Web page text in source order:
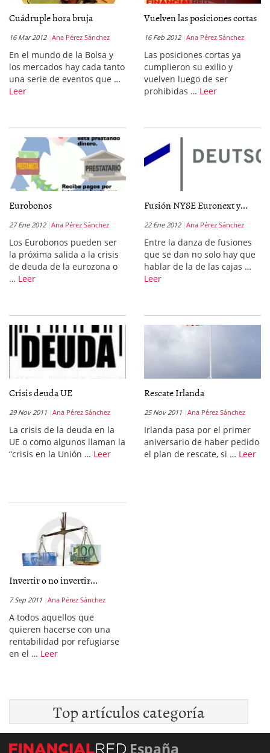
Cuádruple hora bruja
16 Mar 2012 Ana Pérez Sánchez
En el mundo de la Bolsa y
los mercados hay cada tanto
una serie de eventos que …
Leer
Vuelven las posiciones cortas
16 Feb 2012 Ana Pérez Sánchez
Las posiciones cortas ya
cumplieron su exilio y
vuelven luego de ser
prohibidas … Leer
Eurobonos
27 Ene 2012 Ana Pérez Sánchez
Los Eurobonos pueden ser
la próxima salida a la crisis
de deuda de la eurozona o
… Leer
Fusión NYSE Euronext y...
22 Ene 2012 Ana Pérez Sánchez
Entre la danza de fusiones
que se dan no solo hay que
hablar de la de las cajas …
Leer
Crisis deuda UE
29 Nov 2011 Ana Pérez Sánchez
La crisis de la deuda en la
UE o como algunos llaman la
“crisis en la Unión … Leer
Rescate Irlanda
25 Nov 2011 Ana Pérez Sánchez
Irlanda pasa por el primer
aniversario de haber pedido
el plan de rescate, si … Leer
Invertir o no invertir...
7 Sep 2011 Ana Pérez Sánchez
A todos aquellos que
quieren hacerse con una
rentabilidad por refugiarse
en el … Leer
Top artículos categoría
España